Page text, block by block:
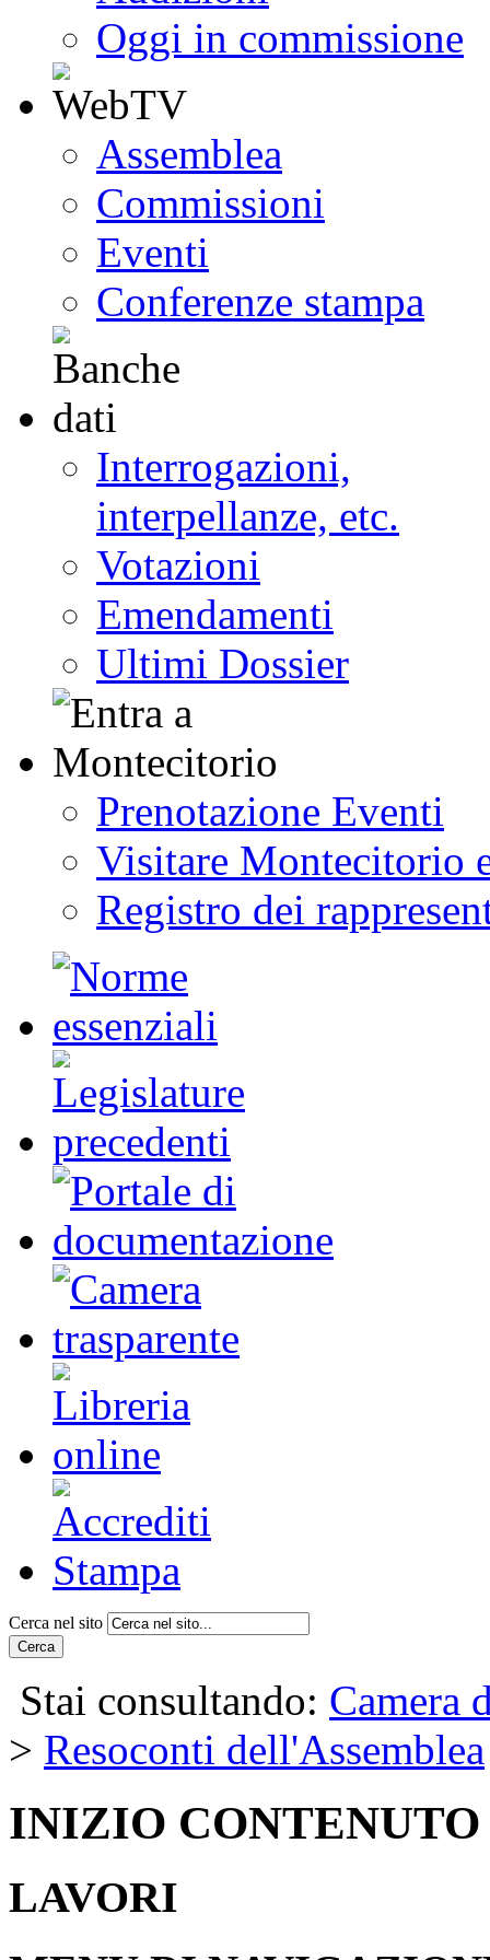
Oggi in commissione
Assemblea
Commissioni
Eventi
Conferenze stampa
Interrogazioni,
interpellanze, etc.
Votazioni
Emendamenti
Ultimi Dossier
Prenotazione Eventi
Visitare Montecitorio
Registro dei
Cerca nel sito
Cerca
Stai consultando: Camera
> Resoconti dell'Assemblea
INIZIO CONTENUTO
LAVORI